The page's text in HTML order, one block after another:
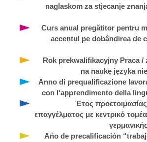
naglaskom za stjecanje
Curs anual pregătitor pentru
accentul pe dobândirea de
Rok prekwalifikacyjny Praca /
na naukę języka
Anno di prequalificazione
con l'apprendimento della
Έτος
επαγγέλματος με κεντρικό
Año de precalificación